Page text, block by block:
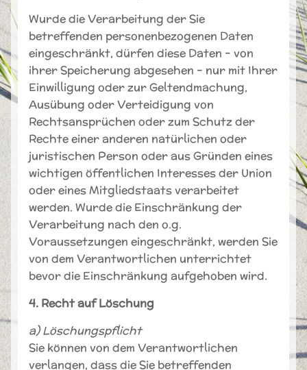
Wurde die Verarbeitung der Sie
betreffenden personenbezogenen Daten
eingeschränkt, dürfen diese Daten – von
ihrer Speicherung abgesehen – nur mit Ihrer
Einwilligung oder zur Geltendmachung,
Ausübung oder Verteidigung von
Rechtsansprüchen oder zum Schutz der
Rechte einer anderen natürlichen oder
juristischen Person oder aus Gründen eines
wichtigen öffentlichen Interesses der Union
oder eines Mitgliedstaats verarbeitet
werden. Wurde die Einschränkung der
Verarbeitung nach den o.g.
Voraussetzungen eingeschränkt, werden Sie
von dem Verantwortlichen unterrichtet
bevor die Einschränkung aufgehoben wird.
4. Recht auf Löschung
a) Löschungspflicht
Sie können von dem Verantwortlichen
verlangen, dass die Sie betreffenden